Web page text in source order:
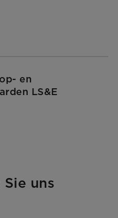
en
LS&E
uns